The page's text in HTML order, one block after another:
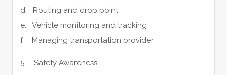
d. Routing and drop point
e. Vehicle monitoring and tracking
f. Managing transportation provider
5. Safety Awareness